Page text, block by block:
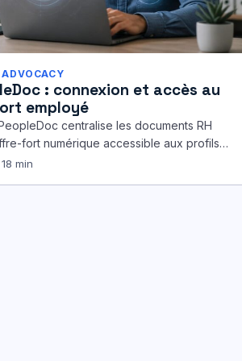
: connexion et accès au
employé
centralise les documents RH
fort numérique accessible aux profils
connexion repose sur l’identification…
min